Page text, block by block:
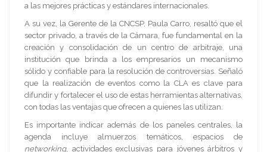
a las mejores prácticas y estándares internacionales.
A su vez, la Gerente de la CNCSP, Paula Carro, resaltó que el
sector privado, a través de la Cámara, fue fundamental en la
creación y consolidación de un centro de arbitraje, una
institución que brinda a los empresarios un mecanismo
sólido y confiable para la resolución de controversias. Señaló
que la realización de eventos como la CLA es clave para
difundir y fortalecer el uso de estas herramientas alternativas,
con todas las ventajas que ofrecen a quienes las utilizan.
Es importante indicar además de los paneles centrales, la
agenda incluye almuerzos temáticos, espacios de
networking, actividades exclusivas para jóvenes árbitros y